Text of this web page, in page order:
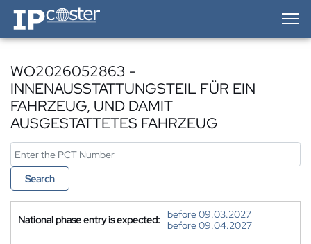
IP-Coster — Home
WO2026052863 -
INNENAUSSTATTUNGSTEIL FÜR EIN
FAHRZEUG, UND DAMIT
AUSGESTATTETES FAHRZEUG
Search
National phase entry is expected:
before 09.03.2027
before 09.04.2027